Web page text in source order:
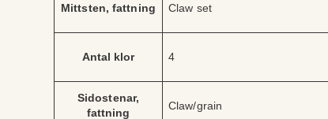
Mittsten, fattning Claw set
Antal klor 4
Sidostenar,
fattning
Claw/grain